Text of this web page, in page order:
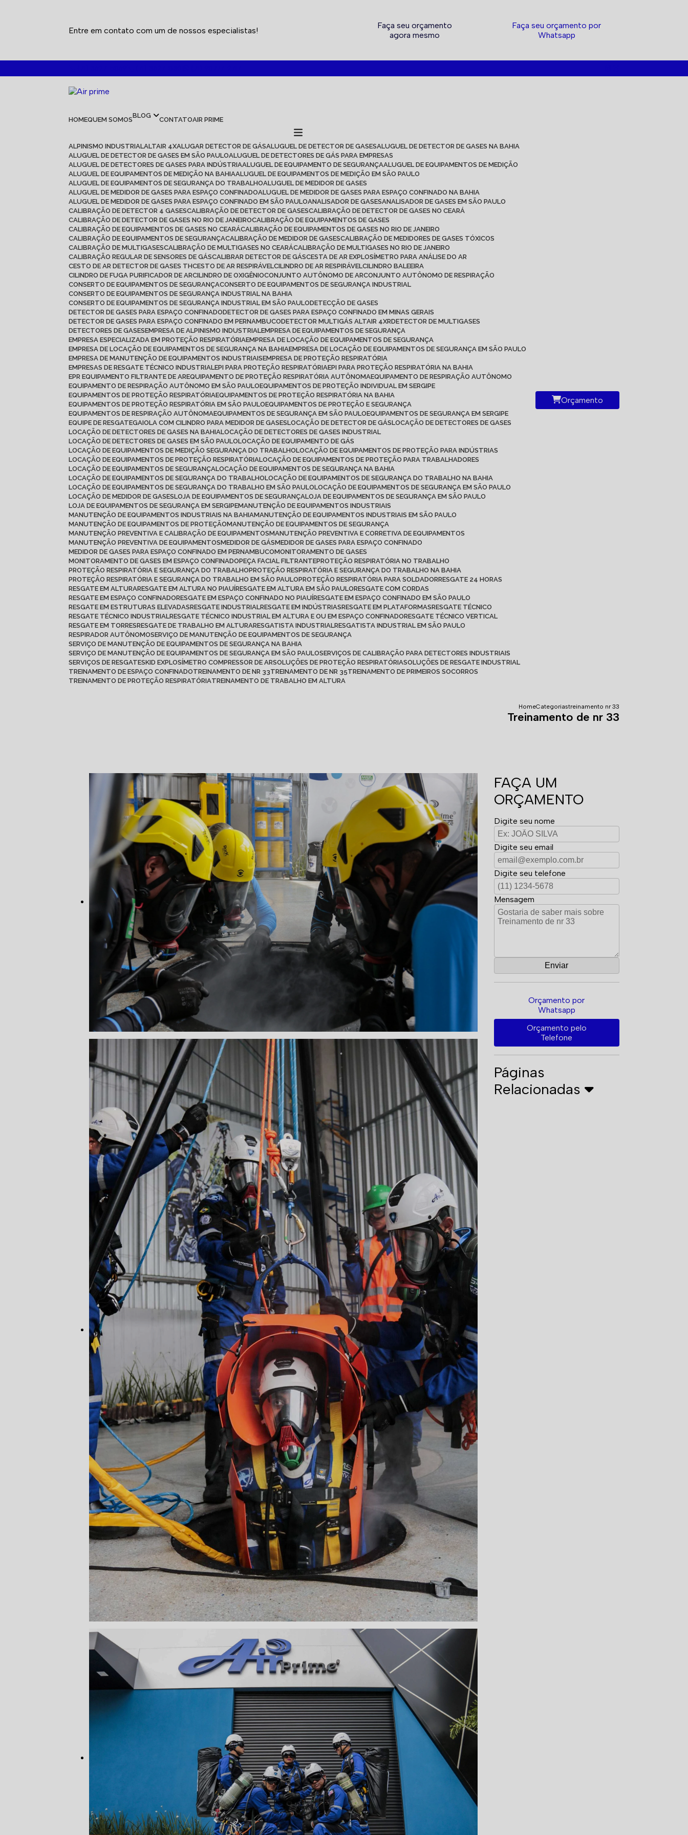
Entre em contato com um de nossos especialistas!
Faça seu orçamento
agora mesmo
Faça seu orçamento por
Whatsapp
HOME QUEM SOMOS BLOG CONTATO AIR PRIME
ALPINISMO INDUSTRIAL ALTAIR 4X ALUGAR DETECTOR DE GÁS ALUGUEL DE DETECTOR DE GASES ALUGUEL DE DETECTOR DE GASES NA BAHIA
ALUGUEL DE DETECTOR DE GASES EM SÃO PAULO ALUGUEL DE DETECTORES DE GÁS PARA EMPRESAS
ALUGUEL DE DETECTORES DE GASES PARA INDÚSTRIA ALUGUEL DE EQUIPAMENTO DE SEGURANÇA ALUGUEL DE EQUIPAMENTOS DE MEDIÇÃO
ALUGUEL DE EQUIPAMENTOS DE MEDIÇÃO NA BAHIA ALUGUEL DE EQUIPAMENTOS DE MEDIÇÃO EM SÃO PAULO
ALUGUEL DE EQUIPAMENTOS DE SEGURANÇA DO TRABALHO ALUGUEL DE MEDIDOR DE GASES
ALUGUEL DE MEDIDOR DE GASES PARA ESPAÇO CONFINADO ALUGUEL DE MEDIDOR DE GASES PARA ESPAÇO CONFINADO NA BAHIA
ALUGUEL DE MEDIDOR DE GASES PARA ESPAÇO CONFINADO EM SÃO PAULO ANALISADOR DE GASES ANALISADOR DE GASES EM SÃO PAULO
CALIBRAÇÃO DE DETECTOR 4 GASES CALIBRAÇÃO DE DETECTOR DE GASES CALIBRAÇÃO DE DETECTOR DE GASES NO CEARÁ
CALIBRAÇÃO DE DETECTOR DE GASES NO RIO DE JANEIRO CALIBRAÇÃO DE EQUIPAMENTOS DE GASES
CALIBRAÇÃO DE EQUIPAMENTOS DE GASES NO CEARÁ CALIBRAÇÃO DE EQUIPAMENTOS DE GASES NO RIO DE JANEIRO
CALIBRAÇÃO DE EQUIPAMENTOS DE SEGURANÇA CALIBRAÇÃO DE MEDIDOR DE GASES CALIBRAÇÃO DE MEDIDORES DE GASES TÓXICOS
CALIBRAÇÃO DE MULTIGASES CALIBRAÇÃO DE MULTIGASES NO CEARÁ CALIBRAÇÃO DE MULTIGASES NO RIO DE JANEIRO
CALIBRAÇÃO REGULAR DE SENSORES DE GÁS CALIBRAR DETECTOR DE GÁS CESTA DE AR EXPLOSÍMETRO PARA ANÁLISE DO AR
CESTO DE AR DETECTOR DE GASES TH CESTO DE AR RESPIRÁVEL CILINDRO DE AR RESPIRÁVEL CILINDRO BALEEIRA
CILINDRO DE FUGA PURIFICADOR DE AR CILINDRO DE OXIGÊNIO CONJUNTO AUTÔNOMO DE AR CONJUNTO AUTÔNOMO DE RESPIRAÇÃO
CONSERTO DE EQUIPAMENTOS DE SEGURANÇA CONSERTO DE EQUIPAMENTOS DE SEGURANÇA INDUSTRIAL
CONSERTO DE EQUIPAMENTOS DE SEGURANÇA INDUSTRIAL NA BAHIA
CONSERTO DE EQUIPAMENTOS DE SEGURANÇA INDUSTRIAL EM SÃO PAULO DETECÇÃO DE GASES
DETECTOR DE GASES PARA ESPAÇO CONFINADO DETECTOR DE GASES PARA ESPAÇO CONFINADO EM MINAS GERAIS
DETECTOR DE GASES PARA ESPAÇO CONFINADO EM PERNAMBUCO DETECTOR MULTIGÁS ALTAIR 4XR DETECTOR DE MULTIGASES
DETECTORES DE GASES EMPRESA DE ALPINISMO INDUSTRIAL EMPRESA DE EQUIPAMENTOS DE SEGURANÇA
EMPRESA ESPECIALIZADA EM PROTEÇÃO RESPIRATÓRIA EMPRESA DE LOCAÇÃO DE EQUIPAMENTOS DE SEGURANÇA
EMPRESA DE LOCAÇÃO DE EQUIPAMENTOS DE SEGURANÇA NA BAHIA EMPRESA DE LOCAÇÃO DE EQUIPAMENTOS DE SEGURANÇA EM SÃO PAULO
EMPRESA DE MANUTENÇÃO DE EQUIPAMENTOS INDUSTRIAIS EMPRESA DE PROTEÇÃO RESPIRATÓRIA
EMPRESAS DE RESGATE TÉCNICO INDUSTRIAL EPI PARA PROTEÇÃO RESPIRATÓRIA EPI PARA PROTEÇÃO RESPIRATÓRIA NA BAHIA
EPR EQUIPAMENTO FILTRANTE DE AR EQUIPAMENTO DE PROTEÇÃO RESPIRATÓRIA AUTÔNOMA EQUIPAMENTO DE RESPIRAÇÃO AUTÔNOMO
EQUIPAMENTO DE RESPIRAÇÃO AUTÔNOMO EM SÃO PAULO EQUIPAMENTOS DE PROTEÇÃO INDIVIDUAL EM SERGIPE
EQUIPAMENTOS DE PROTEÇÃO RESPIRATÓRIA EQUIPAMENTOS DE PROTEÇÃO RESPIRATÓRIA NA BAHIA
EQUIPAMENTOS DE PROTEÇÃO RESPIRATÓRIA EM SÃO PAULO EQUIPAMENTOS DE PROTEÇÃO E SEGURANÇA
EQUIPAMENTOS DE RESPIRAÇÃO AUTÔNOMA EQUIPAMENTOS DE SEGURANÇA EM SÃO PAULO EQUIPAMENTOS DE SEGURANÇA EM SERGIPE
EQUIPE DE RESGATE
GAIOLA COM CILINDRO PARA MEDIDOR DE GASES LOCAÇÃO DE DETECTOR DE GÁS LOCAÇÃO DE DETECTORES DE GASES
LOCAÇÃO DE DETECTORES DE GASES NA BAHIA LOCAÇÃO DE DETECTORES DE GASES INDUSTRIAL
LOCAÇÃO DE DETECTORES DE GASES EM SÃO PAULO LOCAÇÃO DE EQUIPAMENTO DE GÁS
LOCAÇÃO DE EQUIPAMENTOS DE MEDIÇÃO SEGURANÇA DO TRABALHO LOCAÇÃO DE EQUIPAMENTOS DE PROTEÇÃO PARA INDÚSTRIAS
LOCAÇÃO DE EQUIPAMENTOS DE PROTEÇÃO RESPIRATÓRIA LOCAÇÃO DE EQUIPAMENTOS DE PROTEÇÃO PARA TRABALHADORES
LOCAÇÃO DE EQUIPAMENTOS DE SEGURANÇA LOCAÇÃO DE EQUIPAMENTOS DE SEGURANÇA NA BAHIA
LOCAÇÃO DE EQUIPAMENTOS DE SEGURANÇA DO TRABALHO LOCAÇÃO DE EQUIPAMENTOS DE SEGURANÇA DO TRABALHO NA BAHIA
LOCAÇÃO DE EQUIPAMENTOS DE SEGURANÇA DO TRABALHO EM SÃO PAULO LOCAÇÃO DE EQUIPAMENTOS DE SEGURANÇA EM SÃO PAULO
LOCAÇÃO DE MEDIDOR DE GASES LOJA DE EQUIPAMENTOS DE SEGURANÇA LOJA DE EQUIPAMENTOS DE SEGURANÇA EM SÃO PAULO
LOJA DE EQUIPAMENTOS DE SEGURANÇA EM SERGIPE
MANUTENÇÃO DE EQUIPAMENTOS INDUSTRIAIS
MANUTENÇÃO DE EQUIPAMENTOS INDUSTRIAIS NA BAHIA
MANUTENÇÃO DE EQUIPAMENTOS INDUSTRIAIS EM SÃO PAULO
MANUTENÇÃO DE EQUIPAMENTOS DE PROTEÇÃO
MANUTENÇÃO DE EQUIPAMENTOS DE SEGURANÇA
MANUTENÇÃO PREVENTIVA E CALIBRAÇÃO DE EQUIPAMENTOS
MANUTENÇÃO PREVENTIVA E CORRETIVA DE EQUIPAMENTOS
MANUTENÇÃO PREVENTIVA DE EQUIPAMENTOS
MEDIDOR DE GÁS
MEDIDOR DE GASES PARA ESPAÇO CONFINADO
MEDIDOR DE GASES PARA ESPAÇO CONFINADO EM PERNAMBUCO
MONITORAMENTO DE GASES
MONITORAMENTO DE GASES EM ESPAÇO CONFINADO PEÇA FACIAL FILTRANTE PROTEÇÃO RESPIRATÓRIA NO TRABALHO
PROTEÇÃO RESPIRATÓRIA E SEGURANÇA DO TRABALHO PROTEÇÃO RESPIRATÓRIA E SEGURANÇA DO TRABALHO NA BAHIA
PROTEÇÃO RESPIRATÓRIA E SEGURANÇA DO TRABALHO EM SÃO PAULO PROTEÇÃO RESPIRATÓRIA PARA SOLDADOR RESGATE 24 HORAS
RESGATE EM ALTURA RESGATE EM ALTURA NO PIAUÍ RESGATE EM ALTURA EM SÃO PAULO RESGATE COM CORDAS
RESGATE EM ESPAÇO CONFINADO RESGATE EM ESPAÇO CONFINADO NO PIAUÍ RESGATE EM ESPAÇO CONFINADO EM SÃO PAULO
RESGATE EM ESTRUTURAS ELEVADAS RESGATE INDUSTRIAL RESGATE EM INDÚSTRIAS RESGATE EM PLATAFORMAS RESGATE TÉCNICO
RESGATE TÉCNICO INDUSTRIAL RESGATE TÉCNICO INDUSTRIAL EM ALTURA E OU EM ESPAÇO CONFINADO RESGATE TÉCNICO VERTICAL
RESGATE EM TORRES RESGATE DE TRABALHO EM ALTURA RESGATISTA INDUSTRIAL RESGATISTA INDUSTRIAL EM SÃO PAULO
RESPIRADOR AUTÔNOMO SERVIÇO DE MANUTENÇÃO DE EQUIPAMENTOS DE SEGURANÇA
SERVIÇO DE MANUTENÇÃO DE EQUIPAMENTOS DE SEGURANÇA NA BAHIA
SERVIÇO DE MANUTENÇÃO DE EQUIPAMENTOS DE SEGURANÇA EM SÃO PAULO SERVIÇOS DE CALIBRAÇÃO PARA DETECTORES INDUSTRIAIS
SERVIÇOS DE RESGATE SKID EXPLOSÍMETRO COMPRESSOR DE AR SOLUÇÕES DE PROTEÇÃO RESPIRATÓRIA SOLUÇÕES DE RESGATE INDUSTRIAL
TREINAMENTO DE ESPAÇO CONFINADO
TREINAMENTO DE NR 33 TREINAMENTO DE NR 35
TREINAMENTO DE PRIMEIROS SOCORROS
TREINAMENTO DE PROTEÇÃO RESPIRATÓRIA
TREINAMENTO DE TRABALHO EM ALTURA
Orçamento
HomeCategoriastreinamento nr 33
Treinamento de nr 33
FAÇA UM
ORÇAMENTO
Digite seu nome
Digite seu email
Digite seu telefone
Mensagem
Orçamento por
Whatsapp
Orçamento pelo
Telefone
Páginas
Relacionadas